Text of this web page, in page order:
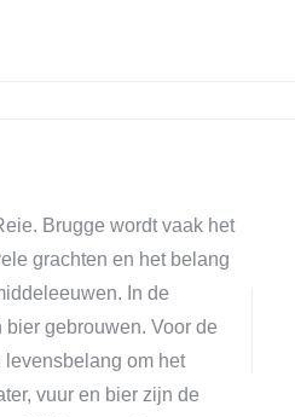
Brugge wordt vaak het
grachten en het belang
In de
gebrouwen. Voor de
om het
vuur en bier zijn de